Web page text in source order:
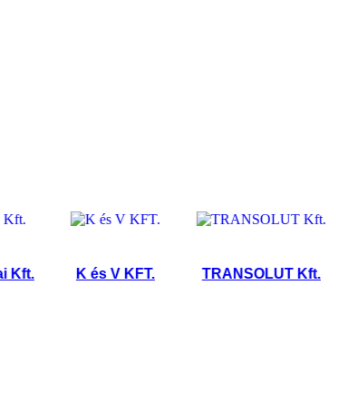
K és V KFT. TRANSOLUT Kft.